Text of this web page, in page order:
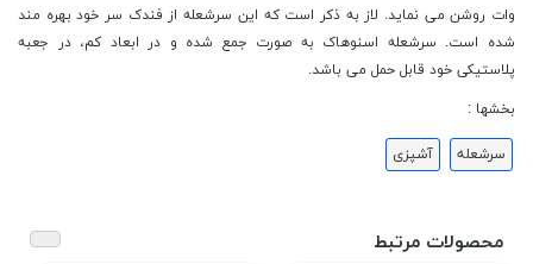
وات روشن می نماید. لاز به ذکر است که این سرشعله از فندک سر خود بهره مند
شده است. سرشعله اسنوهاک به صورت جمع شده و در ابعاد کم، در جعبه
پلاستیکی خود قابل حمل می باشد.
بخشها :
سرشعله آشپزی
محصولات مرتبط